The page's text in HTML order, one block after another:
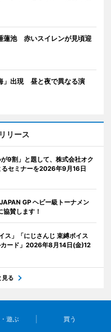
蓮池 赤いスイレンが見頃迎
」出現 昼と夜で異なる演
リース
9割」と題して、株式会社オク
るセミナーを2026年9月16日
GP ヘビー級トーナメン
協賛します！
ス」「にじさんじ 束縛ボイス
ード」2026年8月14日(金)12
見る
遊ぶ 買う